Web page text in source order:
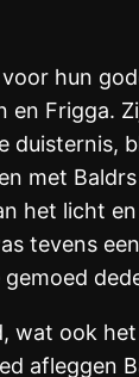
hun
en
met
het licht
tevens
ook
afleggen